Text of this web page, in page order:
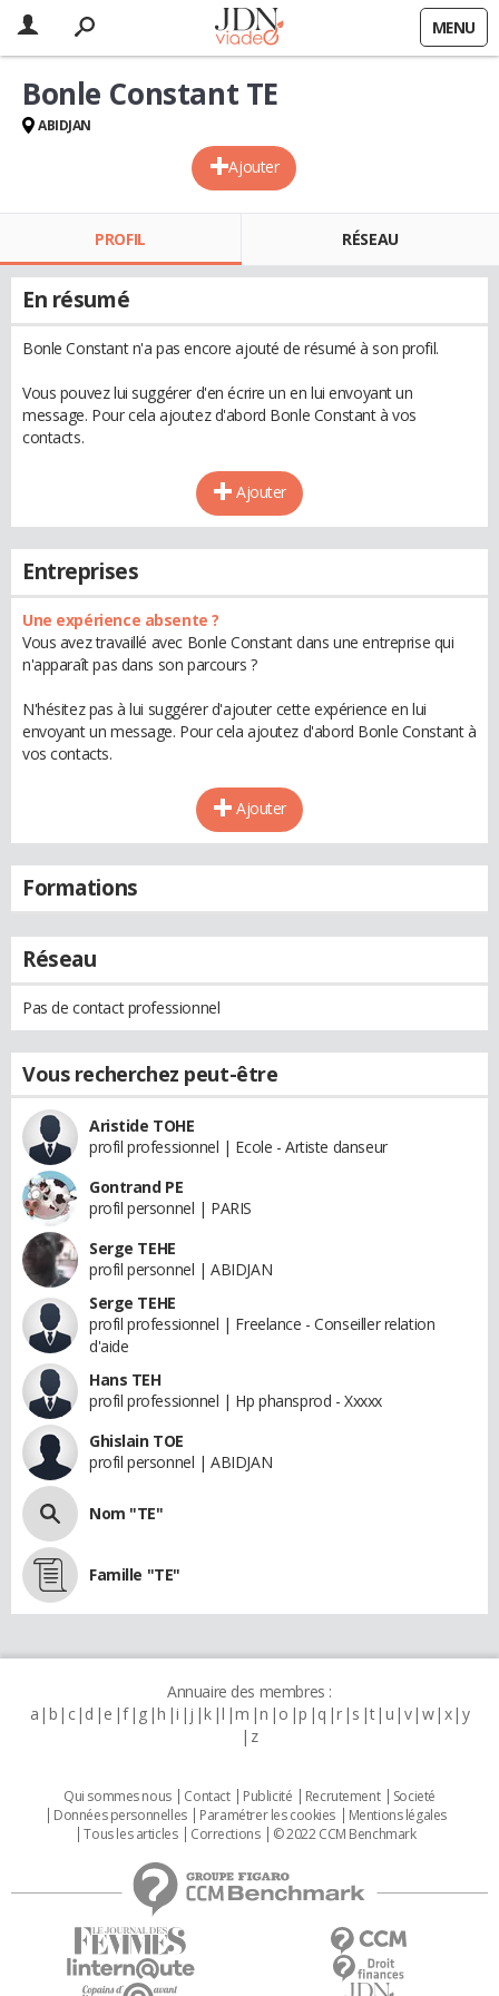
MENU
Ajouter
Bonle Constant TE
ABIDJAN
PROFIL RÉSEAU
En résumé
Bonle Constant n'a pas encore ajouté de résumé à son profil.
Vous pouvez lui suggérer d'en écrire un en lui envoyant un
message. Pour cela ajoutez d'abord Bonle Constant à vos
contacts.
Ajouter
Entreprises
Une expérience absente ?
Vous avez travaillé avec Bonle Constant dans une entreprise qui
n'apparaît pas dans son parcours ?
N'hésitez pas à lui suggérer d'ajouter cette expérience en lui
envoyant un message. Pour cela ajoutez d'abord Bonle Constant à
vos contacts.
Ajouter
Formations
Réseau
Pas de contact professionnel
Vous recherchez peut-être
Aristide TOHE
profil professionnel | Ecole - Artiste danseur
Gontrand PE
profil personnel | PARIS
Serge TEHE
profil personnel | ABIDJAN
Serge TEHE
profil professionnel | Freelance - Conseiller relation
d'aide
Hans TEH
profil professionnel | Hp phansprod - Xxxxx
Ghislain TOE
profil personnel | ABIDJAN
Nom "TE"
Famille "TE"
Annuaire des membres :
a b c d e f g h i j k l m n o p q r s t u v w x y
z
Qui sommes nous Contact Publicité Recrutement
Societé
Données personnelles
Paramétrer les cookies
Mentions légales
Tous les articles
Corrections © 2022 CCM Benchmark